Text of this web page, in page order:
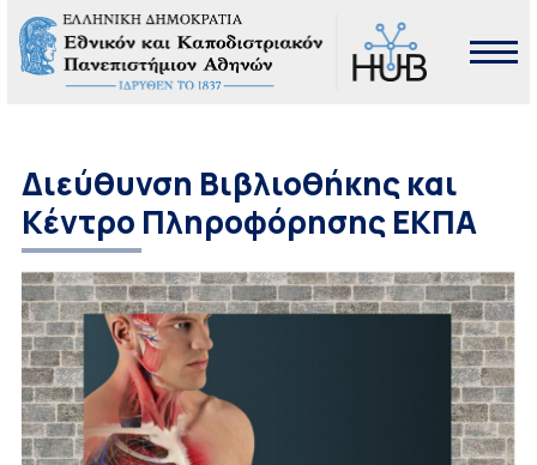
Διεύθυνση Βιβλιοθήκης και
Κέντρο Πληροφόρησης ΕΚΠΑ